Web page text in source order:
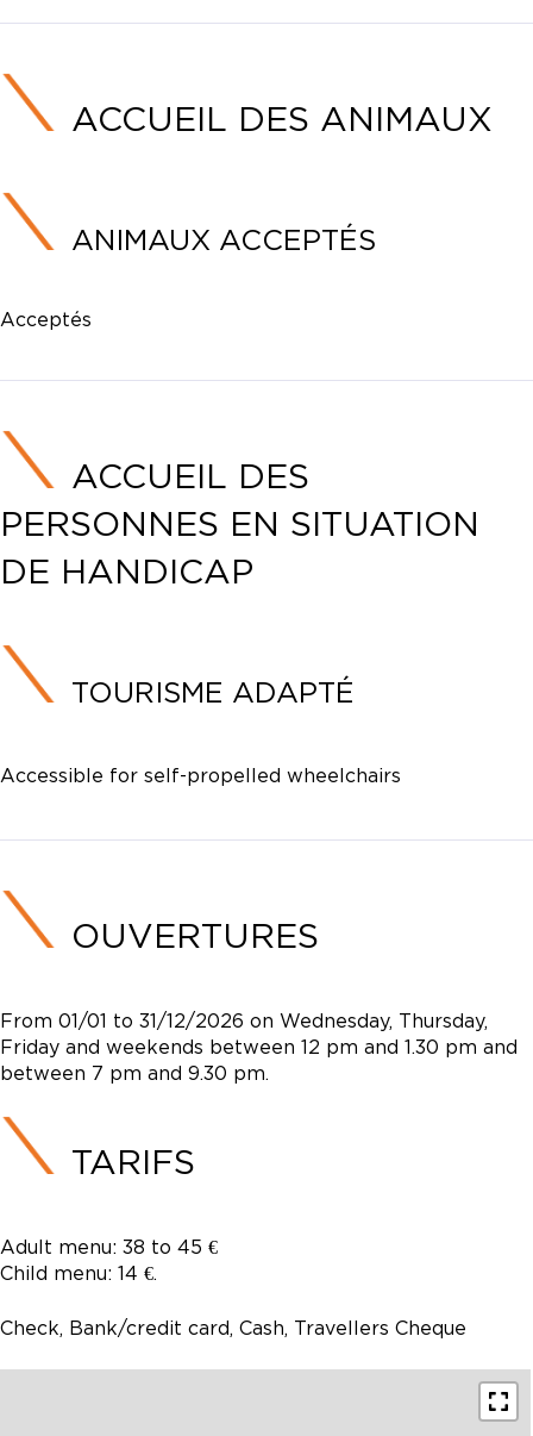
ACCUEIL DES ANIMAUX
ANIMAUX ACCEPTÉS
Acceptés
ACCUEIL DES
PERSONNES EN SITUATION
DE HANDICAP
TOURISME ADAPTÉ
Accessible for self-propelled wheelchairs
OUVERTURES
From 01/01 to 31/12/2026 on Wednesday, Thursday,
Friday and weekends between 12 pm and 1.30 pm and
between 7 pm and 9.30 pm.
TARIFS
Adult menu: 38 to 45 €
Child menu: 14 €.
Check, Bank/credit card, Cash, Travellers Cheque